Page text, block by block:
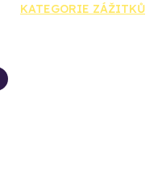
KATEGORIE ZÁŽITKŮ